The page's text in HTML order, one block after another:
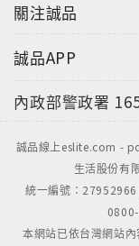
關注誠品
誠品APP
內政部警政署
誠品線上eslite.com -
生活股份有
統一編號：27952966
本網站已依台灣網站